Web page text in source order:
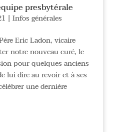
presbytérale
| Infos générales
Eric Ladon, vicaire
notre nouveau curé, le
pour quelques anciens
lui dire au revoir et à ses
une dernière